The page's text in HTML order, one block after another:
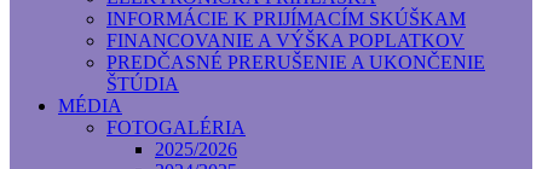
INFORMÁCIE K PRIJÍMACÍM SKÚŠKAM
FINANCOVANIE A VÝŠKA POPLATKOV
PREDČASNÉ PRERUŠENIE A UKONČENIE
ŠTÚDIA
MÉDIA
FOTOGALÉRIA
2025/2026